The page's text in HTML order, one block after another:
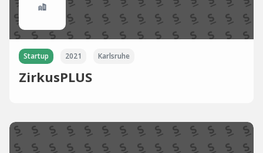
Startup 2021 Karlsruhe
ZirkusPLUS